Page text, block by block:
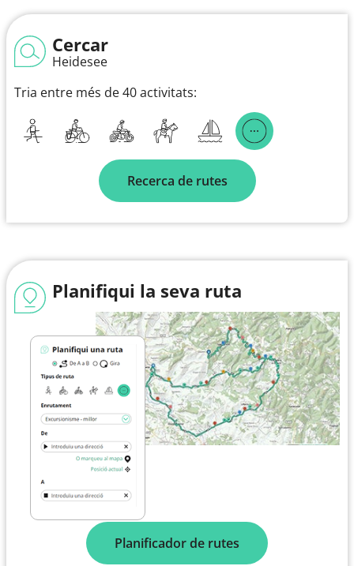
Cercar
Heidesee
Tria entre més de 40 activitats:
Recerca de rutes
Planifiqui la seva ruta
Planificador de rutes